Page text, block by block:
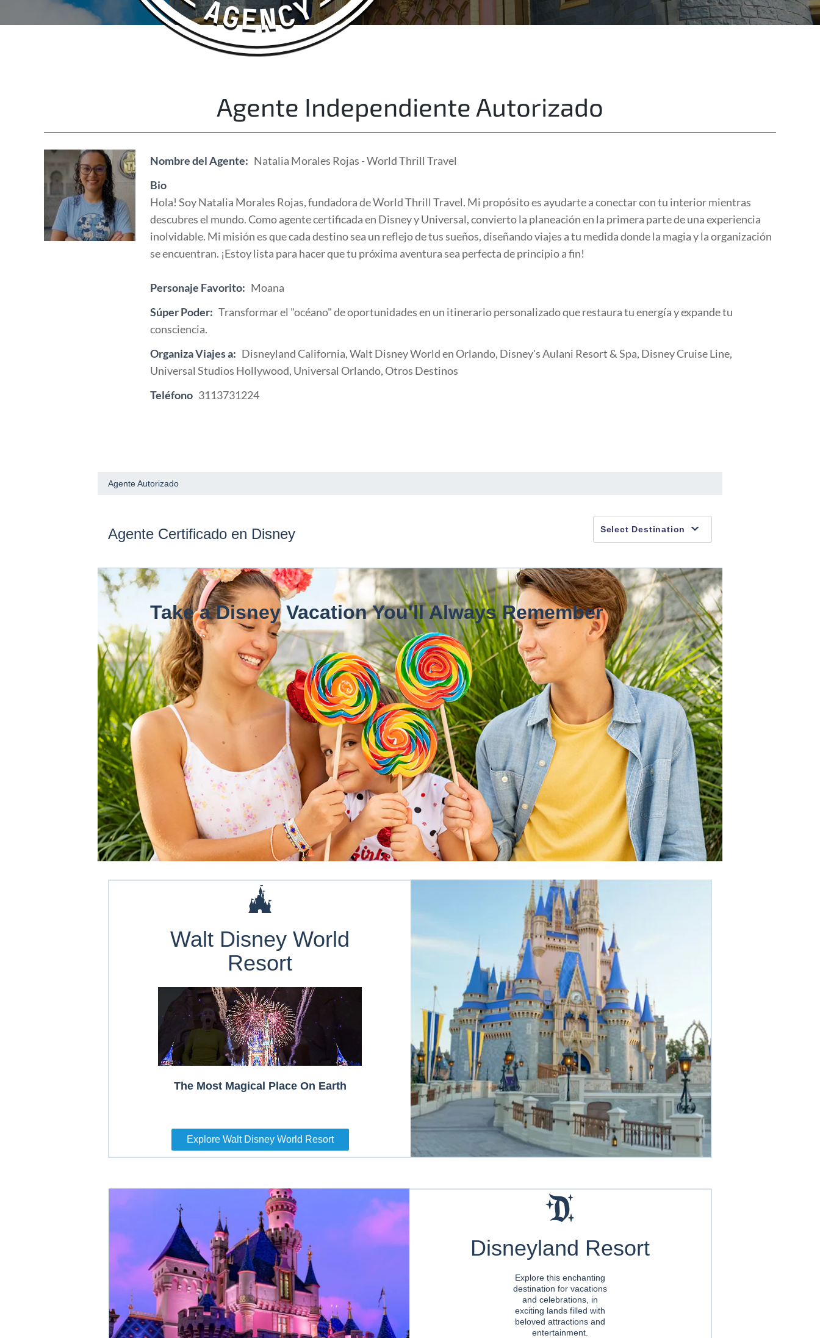
Agente Independiente Autorizado
Nombre del Agente: Natalia Morales Rojas - World Thrill Travel
Bio
Hola! Soy Natalia Morales Rojas, fundadora de World Thrill Travel. Mi propósito es ayudarte a conectar con tu interior mientras
descubres el mundo. Como agente certificada en Disney y Universal, convierto la planeación en la primera parte de una experiencia
inolvidable. Mi misión es que cada destino sea un reflejo de tus sueños, diseñando viajes a tu medida donde la magia y la organización
se encuentran. ¡Estoy lista para hacer que tu próxima aventura sea perfecta de principio a fin!
Personaje Favorito: Moana
Súper Poder: Transformar el "océano" de oportunidades en un itinerario personalizado que restaura tu energía y expande tu
consciencia.
Organiza Viajes a: Disneyland California, Walt Disney World en Orlando, Disney's Aulani Resort & Spa, Disney Cruise Line,
Universal Studios Hollywood, Universal Orlando, Otros Destinos
Teléfono 3113731224